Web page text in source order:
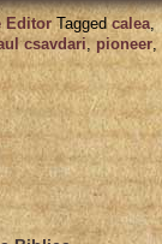
Editor Taggedcalea,
csavdari, pioneer,